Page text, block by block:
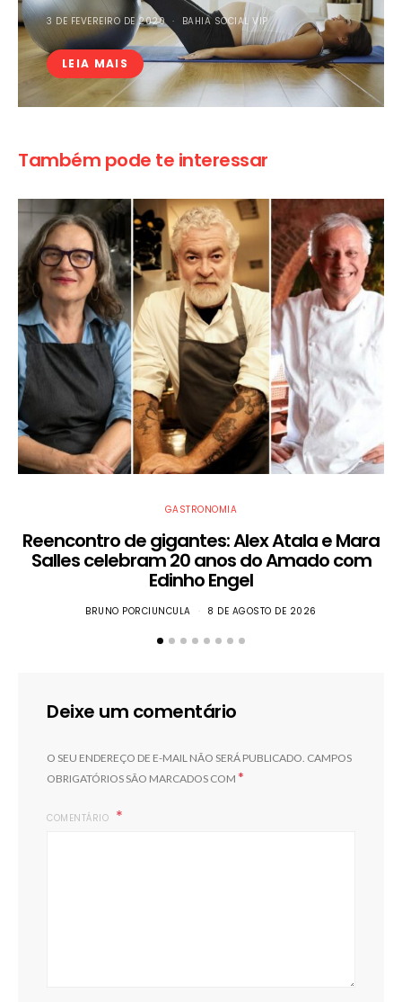
3 DE FEVEREIRO DE 2020 BAHIA SOCIAL VIP
LEIA MAIS
Também pode te interessar
GASTRONOMIA
Reencontro de gigantes: Alex Atala e Mara
Salles celebram 20 anos do Amado com
Edinho Engel
BRUNO PORCIUNCULA 8 DE AGOSTO DE 2026
Deixe um comentário
O SEU ENDEREÇO DE E-MAIL NÃO SERÁ PUBLICADO. CAMPOS
OBRIGATÓRIOS SÃO MARCADOS COM *
COMENTÁRIO